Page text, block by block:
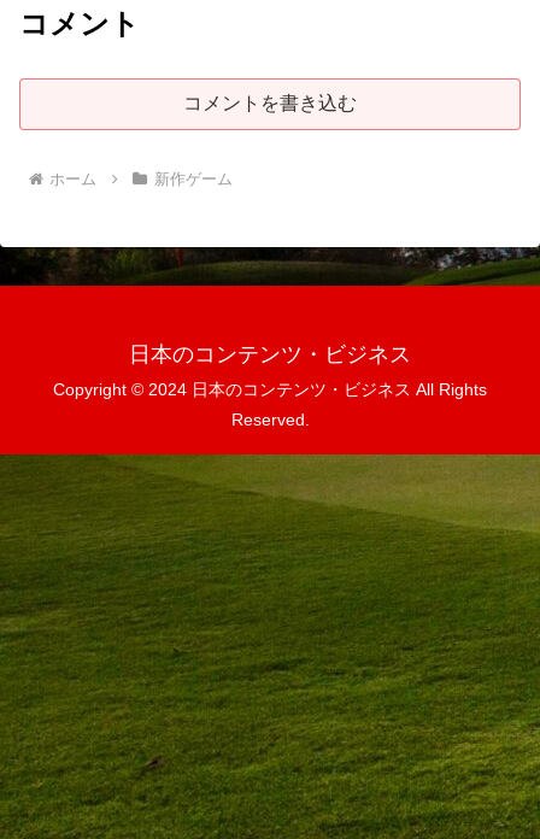
コメント
コメントを書き込む
ホーム 新作ゲーム
日本のコンテンツ・ビジネス
Copyright © 2024 日本のコンテンツ・ビジネス All Rights
Reserved.